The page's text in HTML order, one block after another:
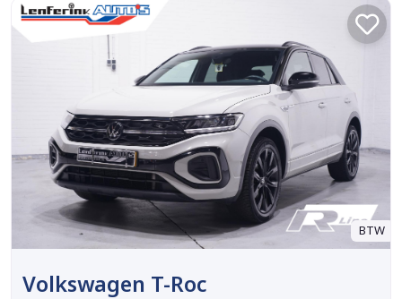
BTW
Volkswagen T-Roc